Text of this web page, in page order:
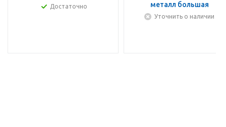
Достаточно
металл большая
Уточнить о наличии